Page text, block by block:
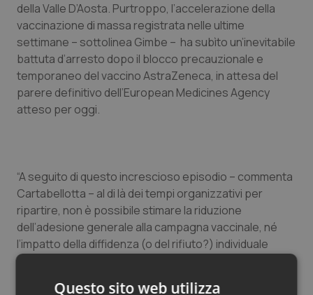
della Valle D’Aosta. Purtroppo, l’accelerazione della
vaccinazione di massa registrata nelle ultime
settimane – sottolinea Gimbe – ha subìto un’inevitabile
battuta d’arresto dopo il blocco precauzionale e
temporaneo del vaccino AstraZeneca, in attesa del
parere definitivo dell’European Medicines Agency
atteso per oggi.
“A seguito di questo increscioso episodio – commenta
Cartabellotta – al di là dei tempi organizzativi per
ripartire, non è possibile stimare la riduzione
dell’adesione generale alla campagna vaccinale, né
l’impatto della diffidenza (o del rifiuto?) individuale
rispetto al vaccino AstraZeneca. Un effetto
Questo sito web utilizza